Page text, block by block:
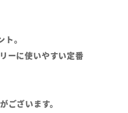
。
ーに使いやすい定番
ざいます。